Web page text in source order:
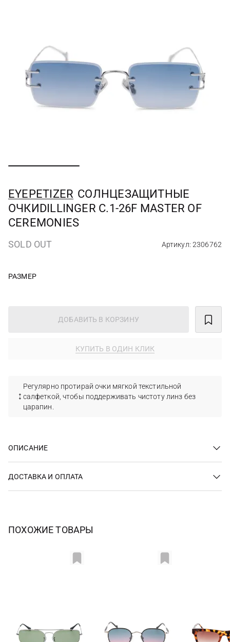
EYEPETIZER СОЛНЦЕЗАЩИТНЫЕ
ОЧКИDILLINGER C.1-26F MASTER OF
CEREMONIES
SOLD OUT Артикул: 2306762
РАЗМЕР
ДОБАВИТЬ В КОРЗИНУ
КУПИТЬ В ОДИН КЛИК
Регулярно протирай очки мягкой текстильной
салфеткой, чтобы поддерживать чистоту линз без
царапин.
ОПИСАНИЕ
ДОСТАВКА И ОПЛАТА
ПОХОЖИЕ ТОВАРЫ